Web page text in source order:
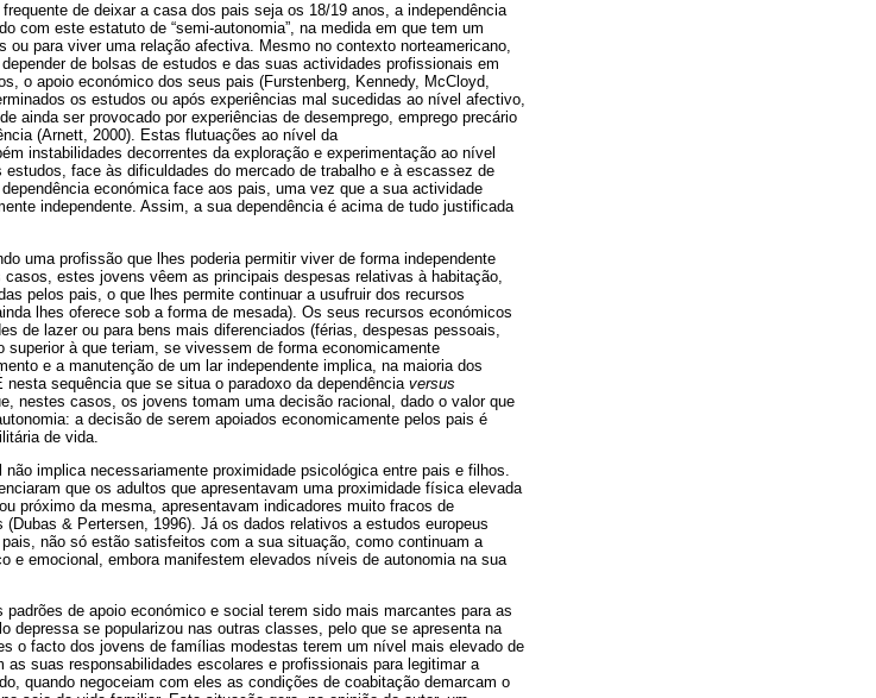
de deixar a casa dos pais seja os 18/19 anos, a independência
com este estatuto de “semi-autonomia”, na medida em que tem um
ou para viver uma relação afectiva. Mesmo no contexto norteamericano,
de bolsas de estudos e das suas actividades profissionais em
o apoio económico dos seus pais (Furstenberg, Kennedy, McCloyd,
os estudos ou após experiências mal sucedidas ao nível afectivo,
ainda ser provocado por experiências de desemprego, emprego precário
(Arnett, 2000). Estas flutuações ao nível da
instabilidades decorrentes da exploração e experimentação ao nível
face às dificuldades do mercado de trabalho e à escassez de
económica face aos pais, uma vez que a sua actividade
independente. Assim, a sua dependência é acima de tudo justificada
uma profissão que lhes poderia permitir viver de forma independente
estes jovens vêem as principais despesas relativas à habitação,
pelos pais, o que lhes permite continuar a usufruir dos recursos
lhes oferece sob a forma de mesada). Os seus recursos económicos
de lazer ou para bens mais diferenciados (férias, despesas pessoais,
à que teriam, se vivessem de forma economicamente
e a manutenção de um lar independente implica, na maioria dos
sequência que se situa o paradoxo da dependência versus
nestes casos, os jovens tomam uma decisão racional, dado o valor que
a decisão de serem apoiados economicamente pelos pais é
de vida.
implica necessariamente proximidade psicológica entre pais e filhos.
que os adultos que apresentavam uma proximidade física elevada
próximo da mesma, apresentavam indicadores muito fracos de
& Pertersen, 1996). Já os dados relativos a estudos europeus
não só estão satisfeitos com a sua situação, como continuam a
e emocional, embora manifestem elevados níveis de autonomia na sua
de apoio económico e social terem sido mais marcantes para as
depressa se popularizou nas outras classes, pelo que se apresenta na
o facto dos jovens de famílias modestas terem um nível mais elevado de
suas responsabilidades escolares e profissionais para legitimar a
quando negoceiam com eles as condições de coabitação demarcam o